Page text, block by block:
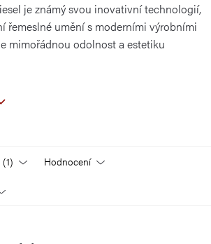
je známý svou inovativní technologií,
řemeslné umění s moderními výrobními
mimořádnou odolnost a estetiku
Hodnocení